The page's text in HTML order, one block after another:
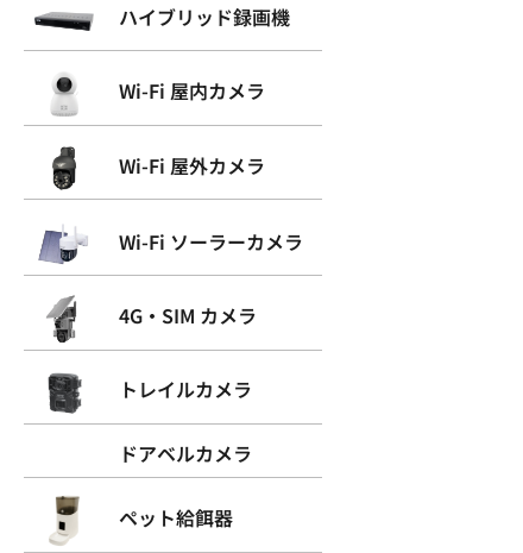
ハイブリッド録画機
Wi-Fi 屋内カメラ
Wi-Fi 屋外カメラ
Wi-Fi ソーラーカメラ
4G・SIM カメラ
トレイルカメラ
ドアベルカメラ
ペット給餌器